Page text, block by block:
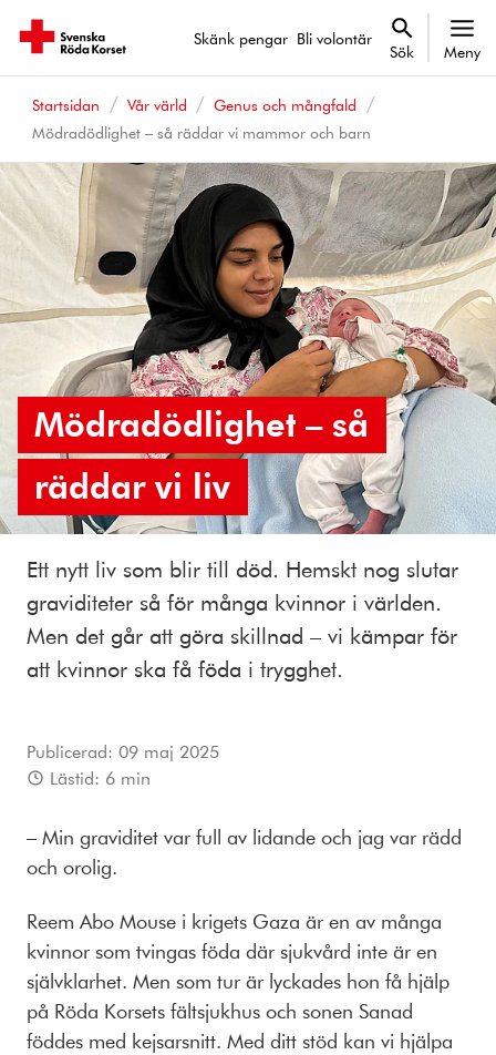
Skänk pengar Bli volontär
Sök Meny
Startsidan Vår värld
Genus och mångfald
Mödradödlighet – så räddar vi mammor och barn
Mödradödlighet – så
räddar vi liv
Ett nytt liv som blir till död. Hemskt nog slutar
graviditeter så för många kvinnor i världen.
Men det går att göra skillnad – vi kämpar för
att kvinnor ska få föda i trygghet.
Publicerad: 09 maj 2025
Lästid: 6 min
– Min graviditet var full av lidande och jag var rädd
och orolig.
Reem Abo Mouse i krigets Gaza är en av många
kvinnor som tvingas föda där sjukvård inte är en
självklarhet. Men som tur är lyckades hon få hjälp
på Röda Korsets fältsjukhus och sonen Sanad
föddes med kejsarsnitt. Med ditt stöd kan vi hjälpa